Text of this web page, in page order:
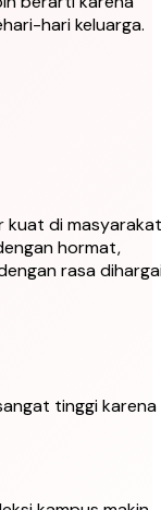
hari keluarga.
kuat di masyarakat
hormat,
rasa
tinggi karena